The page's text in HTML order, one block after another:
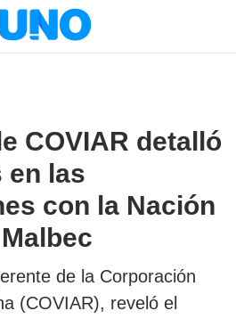
COVIAR detalló
en las
con la Nación
de la Corporación
(COVIAR), reveló el